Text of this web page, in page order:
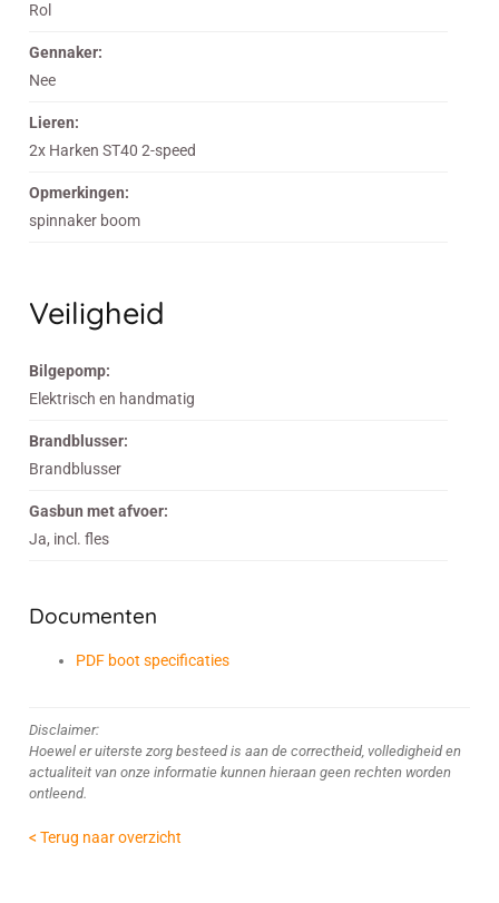
Rol
Gennaker:
Nee
Lieren:
2x Harken ST40 2-speed
Opmerkingen:
spinnaker boom
Veiligheid
Bilgepomp:
Elektrisch en handmatig
Brandblusser:
Brandblusser
Gasbun met afvoer:
Ja, incl. fles
Documenten
PDF boot specificaties
Disclaimer:
Hoewel er uiterste zorg besteed is aan de correctheid, volledigheid en
actualiteit van onze informatie kunnen hieraan geen rechten worden
ontleend.
< Terug naar overzicht